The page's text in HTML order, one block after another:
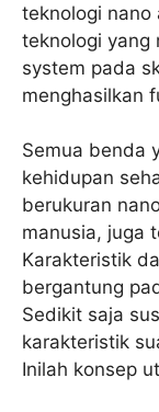
teknologi nano
teknologi yang
system pada
menghasilkan
Semua benda
kehidupan
berukuran
manusia, juga
Karakteristik
bergantung
Sedikit saja
karakteristik
Inilah konsep